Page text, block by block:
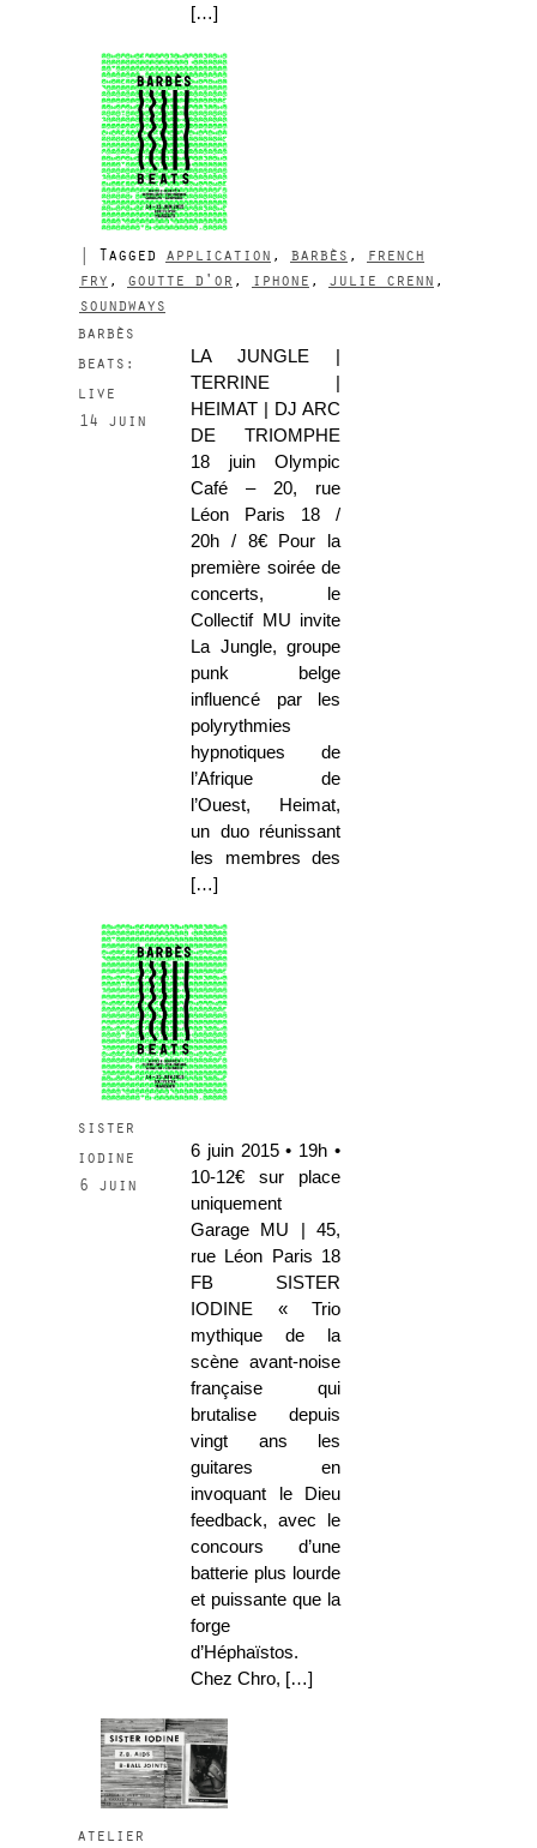
[…]
Tagged application , barbès ,
french
fry , goutte d'or , iphone , julie crenn ,
soundways
barbès
beats:
live
14 juin
LA JUNGLE |
TERRINE |
HEIMAT | DJ ARC
DE TRIOMPHE
18 juin Olympic
Café – 20, rue
Léon Paris 18 /
20h / 8€ Pour la
première soirée de
concerts, le
Collectif MU invite
La Jungle, groupe
punk belge
influencé par les
polyrythmies
hypnotiques de
l’Afrique de
l’Ouest, Heimat,
un duo réunissant
les membres des
[…]
sister
iodine
6 juin
6 juin 2015 • 19h •
10-12€ sur place
uniquement
Garage MU | 45,
rue Léon Paris 18
FB SISTER
IODINE « Trio
mythique de la
scène avant-noise
française qui
brutalise depuis
vingt ans les
guitares en
invoquant le Dieu
feedback, avec le
concours d’une
batterie plus lourde
et puissante que la
forge
d’Héphaïstos.
Chez Chro, […]
atelier